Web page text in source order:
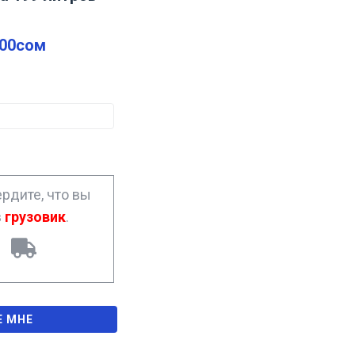
сом
что вы
грузовик.